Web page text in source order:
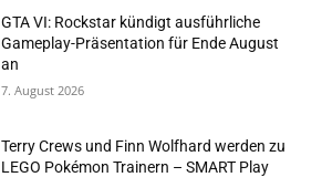
GTA VI: Rockstar kündigt ausführliche
Gameplay-Präsentation für Ende August
an
7. August 2026
Terry Crews und Finn Wolfhard werden zu
LEGO Pokémon Trainern – SMART Play